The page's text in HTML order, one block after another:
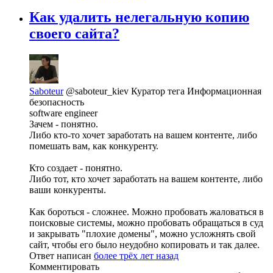
Как удалить нелегальную копию
своего сайта?
Saboteur @saboteur_kiev Куратор тега Информационная
безопасность
software engineer
Зачем - понятно.
Либо кто-то хочет заработать на вашем контенте, либо
помешать вам, как конкуренту.
Кто создает - понятно.
Либо тот, кто хочет заработать на вашем контенте, либо
ваши конкуренты.
Как бороться - сложнее. Можно пробовать жаловаться в
поисковые системы, можно пробовать обращаться в суд
и закрывать "плохие домены", можно усложнять свой
сайт, чтобы его было неудобно копировать и так далее.
Ответ написан более трёх лет назад
Комментировать